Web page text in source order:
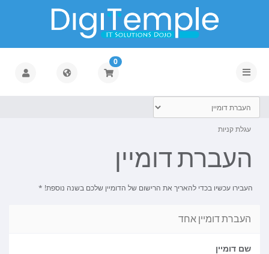
הפעלת
0
עגלת קניות
העברת דומיין
העבירו עכשיו בכדי להאריך את הרישום של הדומיין שלכם בשנה נוספת! *
העברת דומיין אחד
שם דומיין